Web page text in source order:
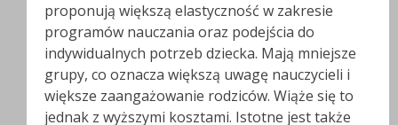
proponują większą elastyczność w zakresie
programów nauczania oraz podejścia do
indywidualnych potrzeb dziecka. Mają mniejsze
grupy, co oznacza większą uwagę nauczycieli i
większe zaangażowanie rodziców. Wiąże się to
jednak z wyższymi kosztami. Istotne jest także